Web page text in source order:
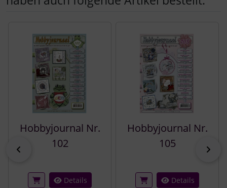
Hobbyjournal Nr.
102
Details
Hobbyjournal Nr.
105
Details